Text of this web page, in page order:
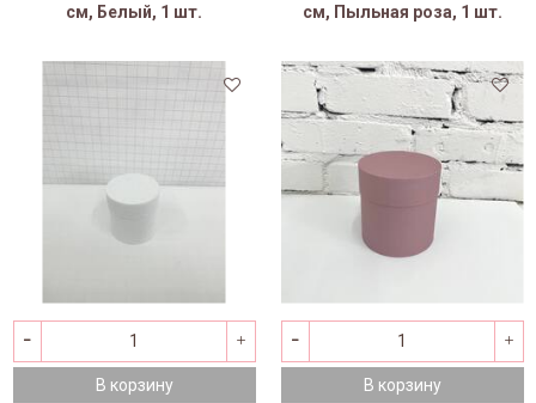
см, Белый, 1 шт.
В корзину
см, Пыльная роза, 1 шт.
В корзину